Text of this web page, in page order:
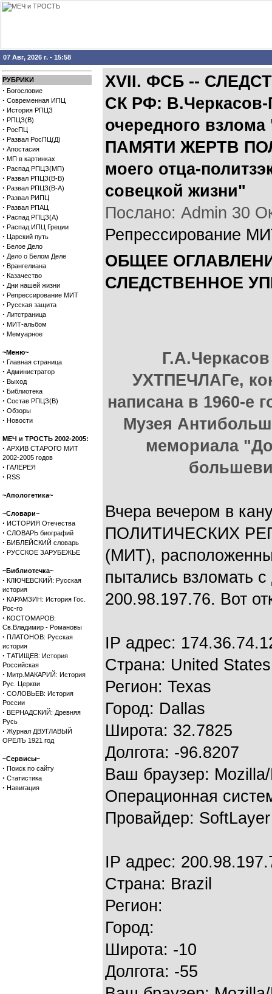
07 Авг, 2026 г. - 15:58
РУБРИКИ
· Богословие
· Современная ИПЦ
· История РПЦЗ
· РПЦЗ(В)
· РосПЦ
· Развал РосПЦ(Д)
· Апостасия
· МП в картинках
· Распад РПЦЗ(МП)
· Развал РПЦЗ(В-В)
· Развал РПЦЗ(В-А)
· Развал РИПЦ
· Развал РПАЦ
· Распад РПЦЗ(А)
· Распад ИПЦ Греции
· Царский путь
· Белое Дело
· Дело о Белом Деле
· Врангелиана
· Казачество
· Дни нашей жизни
· Репрессирование МИТ
· Русская защита
· Литстраница
· МИТ-альбом
· Мемуарное
~Меню~
· Главная страница
· Администратор
· Выход
· Библиотека
· Состав РПЦЗ(В)
· Обзоры
· Новости
МЕЧ и ТРОСТЬ 2002-2005:
· АРХИВ СТАРОГО МИТ
2002-2005 годов
· ГАЛЕРЕЯ
· RSS
~Апологетика~
~Словари~
· ИСТОРИЯ Отечества
· СЛОВАРЬ биографий
· БИБЛЕЙСКИЙ словарь
· РУССКОЕ ЗАРУБЕЖЬЕ
~Библиотечка~
· КЛЮЧЕВСКИЙ: Русская
история
· КАРАМЗИН: История Гос.
Рос-го
· КОСТОМАРОВ:
Св.Владимир - Романовы
· ПЛАТОНОВ: Русская
история
· ТАТИЩЕВ: История
Российская
· Митр.МАКАРИЙ: История
Рус. Церкви
· СОЛОВЬЕВ: История
России
· ВЕРНАДСКИЙ: Древняя
Русь
· Журнал ДВУГЛАВЫЙ
ОРЕЛЪ 1921 год
~Сервисы~
· Поиск по сайту
· Статистика
· Навигация
XVII. ФСБ --
СК РФ: В.Черкасов-
очередного
ПАМЯТИ ЖЕРТВ
моего отца-
совецкой жизни"
Послано: Admin 30
Репрессирование
ОБЩЕЕ
СЛЕДСТВЕННОЕ
УХТПЕЧЛАГе,
написана в 1960-е
Музея
мемориала
Вчера вечером в
ПОЛИТИЧЕСКИХ
(МИТ),
пытались взломать
200.98.197.76. Вот
IP адрес:
Страна: United States
Регион: Texas
Город: Dallas
Широта: 32.7825
Долгота: -96.8207
Ваш браузер:
Операционная
Провайдер:
IP адрес:
Страна: Brazil
Регион:
Город:
Широта: -10
Долгота: -55